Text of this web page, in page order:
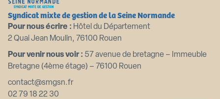
Syndicat mixte de gestion de la Seine Normande
Pour nous écrire : Hôtel du Département
2 Quai Jean Moulin, 76100 Rouen
Pour venir nous voir : 57 avenue de bretagne – Immeuble
Bretagne (4ème étage) – 76100 Rouen
contact@smgsn.fr
02 79 18 22 30